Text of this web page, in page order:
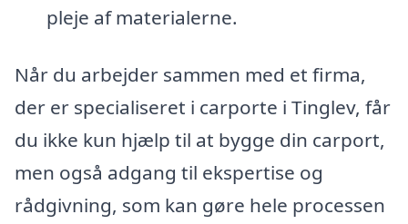
pleje af materialerne.
Når du arbejder sammen med et firma,
der er specialiseret i carporte i Tinglev, får
du ikke kun hjælp til at bygge din carport,
men også adgang til ekspertise og
rådgivning, som kan gøre hele processen